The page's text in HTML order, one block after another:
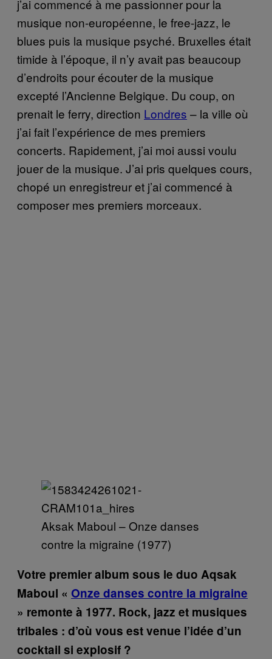
j’ai commencé à me passionner pour la
musique non-européenne, le free-jazz, le
blues puis la musique psyché. Bruxelles était
timide à l’époque, il n’y avait pas beaucoup
d’endroits pour écouter de la musique
excepté l’Ancienne Belgique. Du coup, on
prenait le ferry, direction Londres – la ville où
j’ai fait l’expérience de mes premiers
concerts. Rapidement, j’ai moi aussi voulu
jouer de la musique. J’ai pris quelques cours,
chopé un enregistreur et j’ai commencé à
composer mes premiers morceaux.
Aksak Maboul – Onze danses
contre la migraine (1977)
Votre premier album sous le duo Aqsak
Maboul « Onze danses contre la migraine
» remonte à 1977. Rock, jazz et musiques
tribales : d’où vous est venue l’idée d’un
cocktail si explosif ?